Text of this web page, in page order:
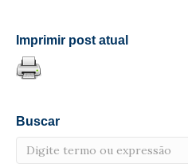
Imprimir post atual
Buscar